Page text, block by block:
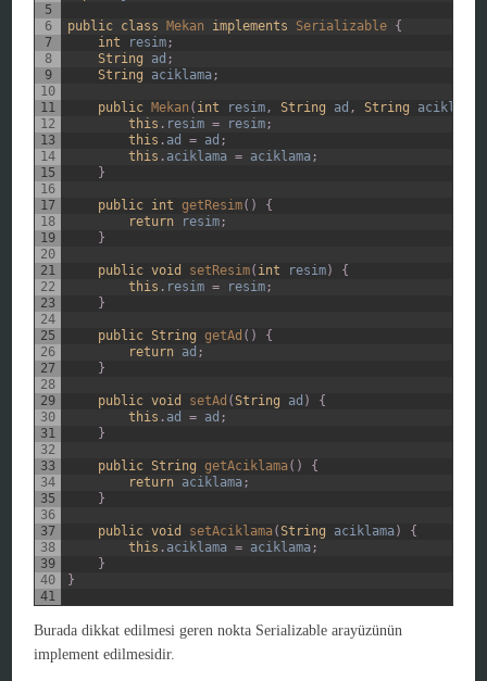
5
6
7
8
9
10
11
12
13
14
15
16
17
18
19
20
21
22
23
24
25
26
27
28
29
30
31
32
33
34
35
36
37
38
39
40
41
public class Mekan implements Serializable {
int
resim;
String
ad ;
String
aciklama;
public Mekan ( int resim, String ad , String aciklama
this . resim = resim ;
this . ad = ad ;
this . aciklama = aciklama ;
}
public int getResim( )
{
return
resim ;
}
public void setResim( int resim)
{
this . resim = resim ;
}
public String getAd ( )
{
return ad ;
}
public void setAd (String ad )
{
this . ad = ad ;
}
public String getAciklama( )
{
return aciklama ;
}
public void setAciklama(String aciklama)
{
this . aciklama = aciklama ;
}
}
Burada dikkat edilmesi geren nokta Serializable arayüzünün
implement edilmesidir.